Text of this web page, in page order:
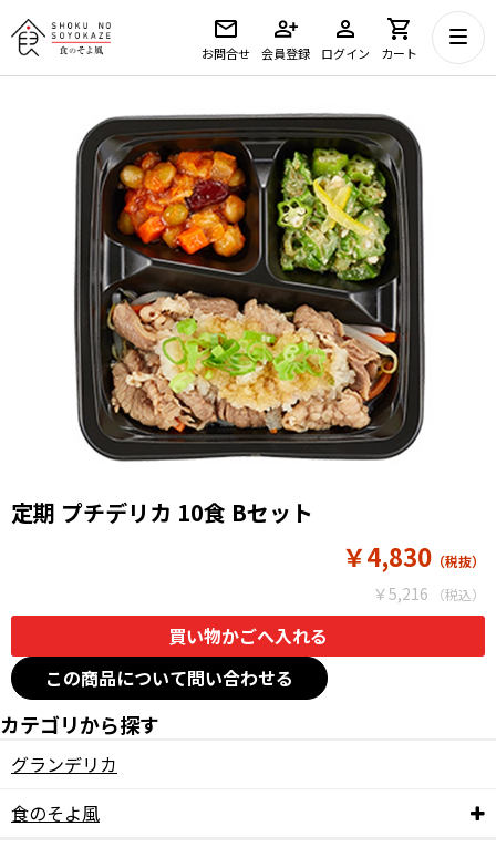
お問合せ 会員登録 ログイン カート
定期 プチデリカ 10食 Bセット
￥5,216
￥4,830
この商品について問い合わせる
カテゴリから探す
グランデリカ
食のそよ風